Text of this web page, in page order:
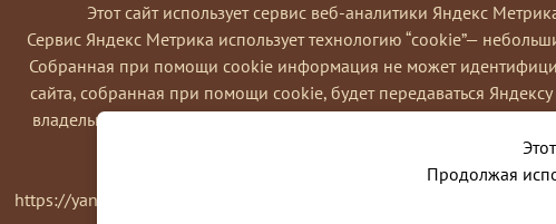
Продолжая
Этот сайт использует сервис веб-аналитики Яндекс
Сервис Яндекс Метрика использует технологию “cookie”—
Coбранная при помощи cookie информация не может
сайта, собранная при помощи cookie, будет передаваться
владельца сайта, в частности, для оценки использования вами
Вы можете отказаться от использования
https://yandex.ru/support/metrika/general/opt-out.html Однако это